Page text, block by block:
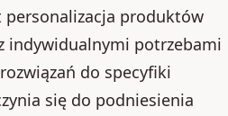
produktów
indywidualnymi potrzebami
do specyfiki
się do podniesienia